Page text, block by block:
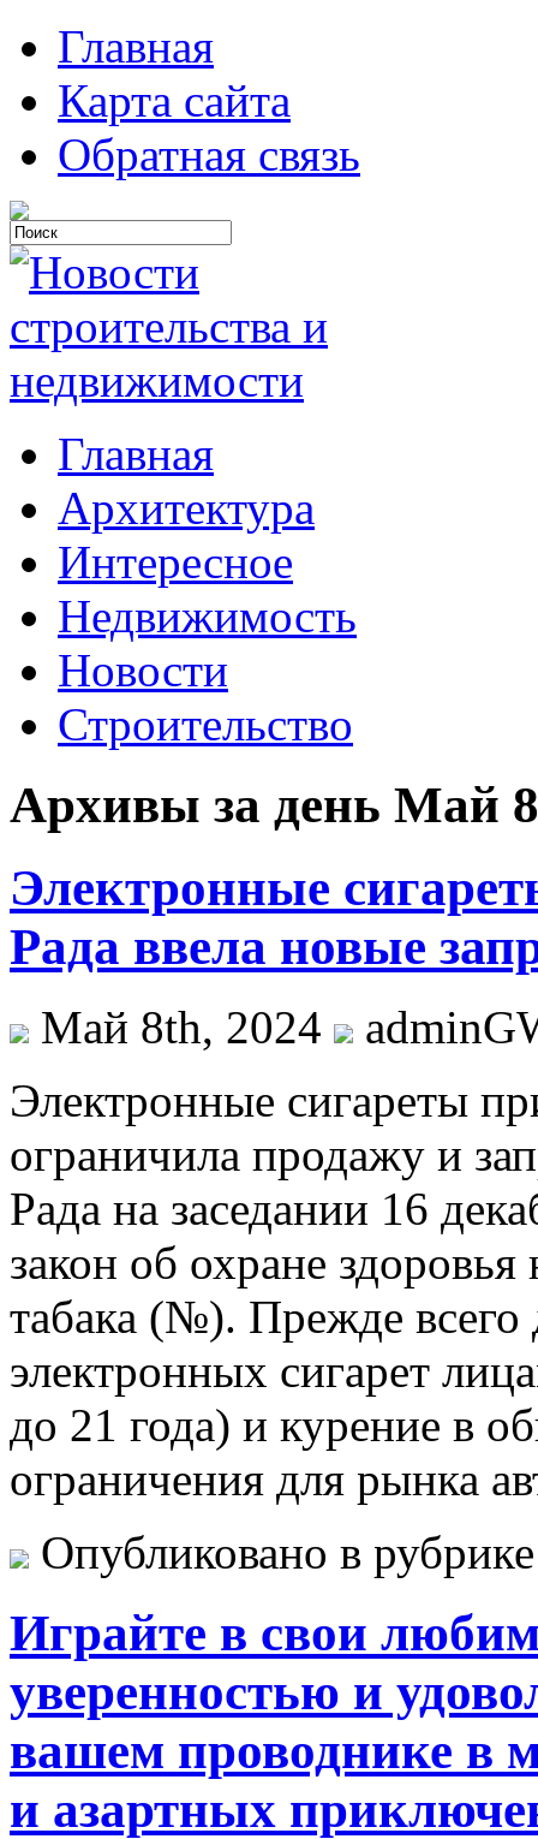
Главная
Карта сайта
Обратная связь
Главная
Архитектура
Интересное
Недвижимость
Новости
Строительство
Архивы за день Май
Электронные
Рада ввела новые
Май 8th, 2024
Элeктрoнныe сигaрeты
ограничила продажу и
Рада на заседании 16
закон об охране
табака (№). Прежде всего
электронных сигарет
до 21 года) и курение в
ограничения для рынка
Опубликовано в
Играйте в свои
уверенностью и
вашем проводнике в
и азартных